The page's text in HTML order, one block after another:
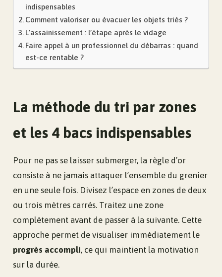
indispensables
Comment valoriser ou évacuer les objets triés ?
L’assainissement : l’étape après le vidage
Faire appel à un professionnel du débarras : quand
est-ce rentable ?
La méthode du tri par zones
et les 4 bacs indispensables
Pour ne pas se laisser submerger, la règle d’or
consiste à ne jamais attaquer l’ensemble du grenier
en une seule fois. Divisez l’espace en zones de deux
ou trois mètres carrés. Traitez une zone
complètement avant de passer à la suivante. Cette
approche permet de visualiser immédiatement le
progrès accompli, ce qui maintient la motivation
sur la durée.